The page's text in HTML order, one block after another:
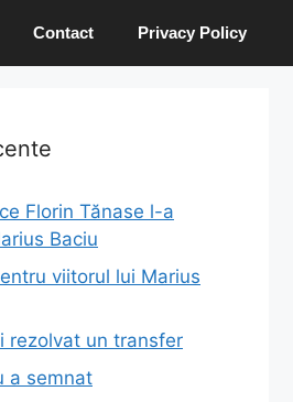
Contact Privacy Policy
Florin Tănase l-a
Baciu
viitorul lui Marius
rezolvat un transfer
a semnat